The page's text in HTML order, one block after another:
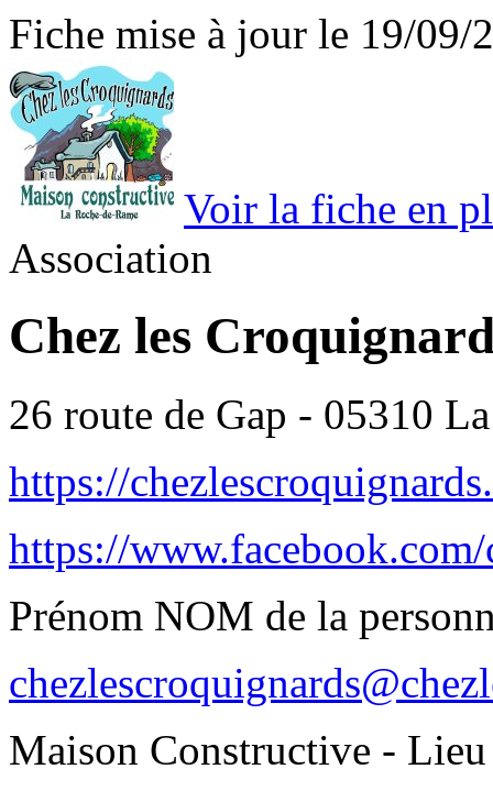
Fiche mise à jour le 19/09/
Voir la fiche en
Association
Chez les
26 route de Gap - 05310
https://
https://
Prénom NOM de la
Maison Constructive -